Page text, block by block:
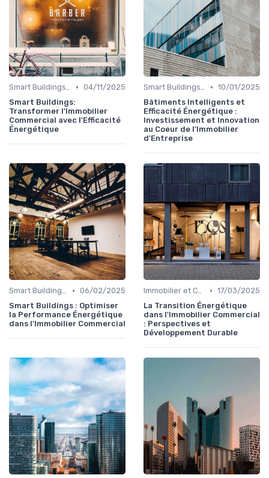
Smart Buildings et Efficacité Énergétique • 04/11/2025
Smart Buildings:
Transformer l'Immobilier
Commercial avec l'Efficacité
Énergétique
Smart Buildings et Efficacité Énergétique • 10/01/2025
Bâtiments Intelligents et
Efficacité Énergétique :
Investissement et Innovation
au Coeur de l'Immobilier
d'Entreprise
Smart Buildings et Efficacité Énergétique • 06/02/2025
Smart Buildings : Optimiser
la Performance Énergétique
dans l'Immobilier Commercial
Immobilier et Changement Climatique • 17/03/2025
La Transition Énergétique
dans l'Immobilier Commercial
: Perspectives et
Développement Durable